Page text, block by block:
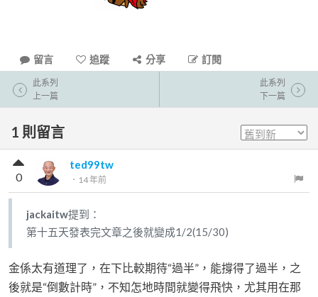
留言 追蹤 分享 訂閱
此系列
上一篇
此系列
下一篇
1 則留言
ted99tw
． 14 年前
0
jackaitw提到：
第十五天發表完文章之後就變成1/2(15/30)
金係太有道理了，在下比較期待“過半”，能撐得了過半，之
後就是“倒數計時”，不知怎地時間就變得飛快，尤其用在那